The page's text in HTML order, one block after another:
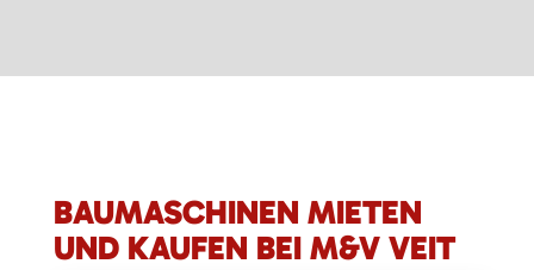
BAUMASCHINEN MIETEN
UND KAUFEN BEI M&V VEIT